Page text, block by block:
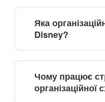
Яка
Disney?
Чому працює
організаційної